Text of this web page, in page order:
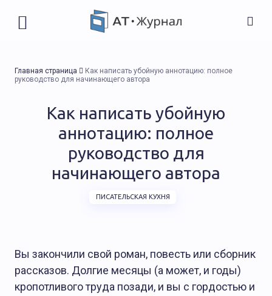
Главная страница
Как написать убойную аннотацию: полное
руководство для начинающего автора
Как написать убойную
аннотацию: полное
руководство для
начинающего автора
ПИСАТЕЛЬСКАЯ КУХНЯ
Вы закончили свой роман, повесть или сборник
рассказов. Долгие месяцы (а может, и годы)
кропотливого труда позади, и вы с гордостью и